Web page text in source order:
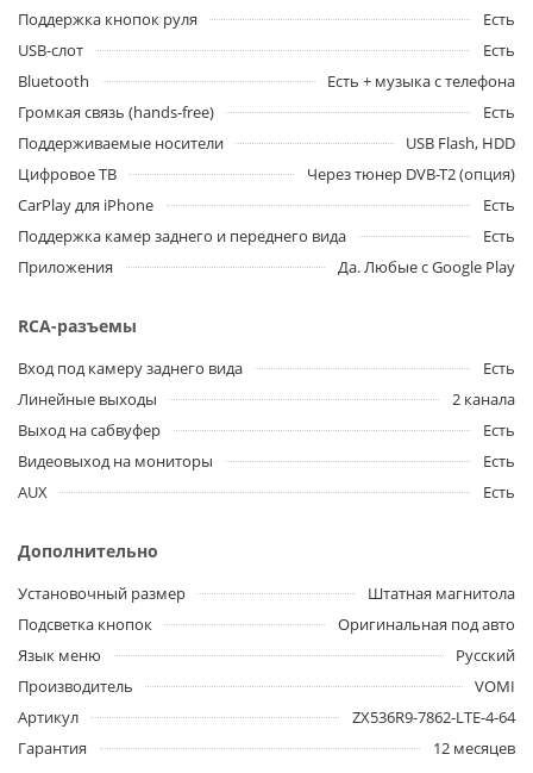
Поддержка кнопок руля
Есть
USB-слот
Есть
Bluetooth
Есть + музыка с телефона
Громкая связь (hands-free)
Есть
Поддерживаемые носители
USB Flash, HDD
Цифровое ТВ
Через тюнер DVB-T2 (опция)
CarPlay для iPhone
Есть
Поддержка камер заднего и переднего вида
Есть
Приложения
Да. Любые с Google Play
RCA-разъемы
Вход под камеру заднего вида
Есть
Линейные выходы
2 канала
Выход на сабвуфер
Есть
Видеовыход на мониторы
Есть
AUX
Есть
Дополнительно
Установочный размер
Штатная магнитола
Подсветка кнопок
Оригинальная под авто
Язык меню
Русский
Производитель
VOMI
Артикул
ZX536R9-7862-LTE-4-64
Гарантия
12 месяцев